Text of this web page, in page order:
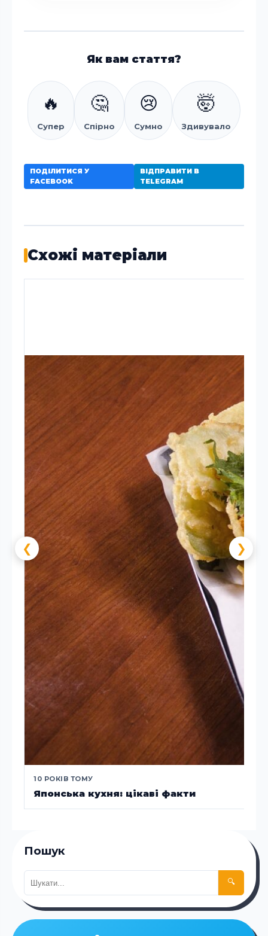
Як вам стаття?
🔥
Супер
🤔
Спірно
😢
Сумно
🤯
Здивувало
ПОДІЛИТИСЯ У
FACEBOOK
ВІДПРАВИТИ В
TELEGRAM
Схожі матеріали
❮
10 РОКІВ ТОМУ
Японська кухня: цікаві факти
❯
Пошук
🔍